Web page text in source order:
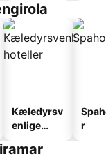
Kæledyrsv
enlige
r